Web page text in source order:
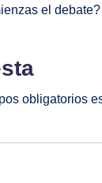
el debate?
obligatorios